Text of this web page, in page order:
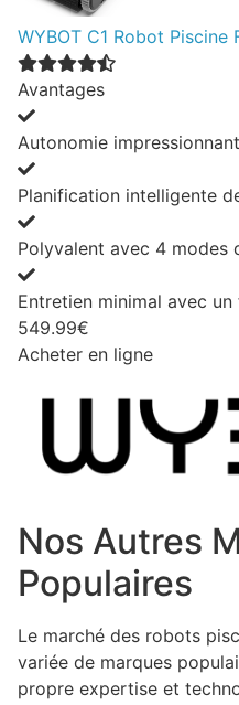
WYBOT C1 Robot Piscine
Avantages
Autonomie
Planification intelligente
Polyvalent avec 4 modes
Entretien minimal avec
549.99€
Acheter en ligne
Nos Autres
Populaires
Le marché des robots
variée de marques
propre expertise et